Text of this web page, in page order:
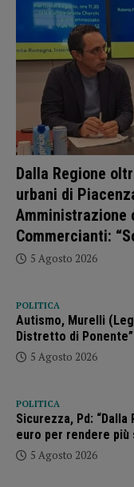
Dalla Regione
urbani di
Amministrazione
Commercianti:
5 Agosto 2026
POLITICA
Autismo, Murelli
Distretto di Ponente”
5 Agosto 2026
POLITICA
Sicurezza, Pd:
euro per rendere più
5 Agosto 2026